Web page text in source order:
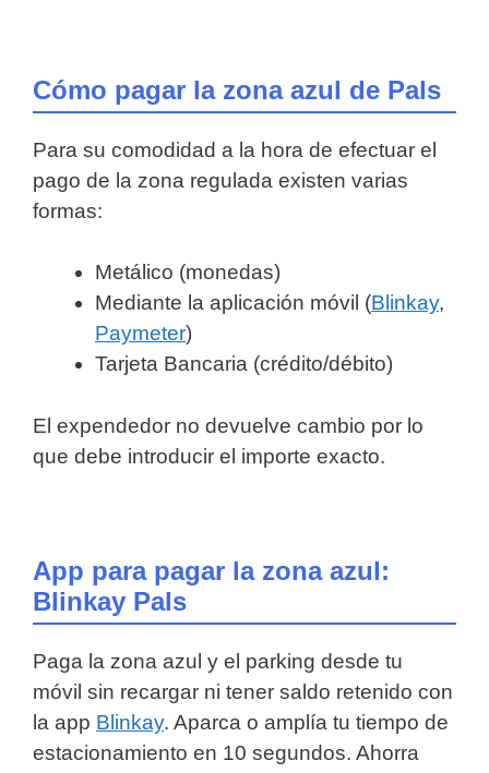
Cómo pagar la zona azul de Pals
Para su comodidad a la hora de efectuar el
pago de la zona regulada existen varias
formas:
Metálico (monedas)
Mediante la aplicación móvil (Blinkay,
Paymeter)
Tarjeta Bancaria (crédito/débito)
El expendedor no devuelve cambio por lo
que debe introducir el importe exacto.
App para pagar la zona azul:
Blinkay Pals
Paga la zona azul y el parking desde tu
móvil sin recargar ni tener saldo retenido con
la app Blinkay. Aparca o amplía tu tiempo de
estacionamiento en 10 segundos. Ahorra